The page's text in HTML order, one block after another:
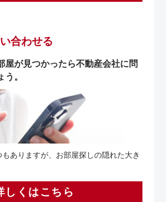
合わせる
屋が見つかったら不動産会社に問
。
ありますが、お部屋探しの隠れた大き
しくはこちら